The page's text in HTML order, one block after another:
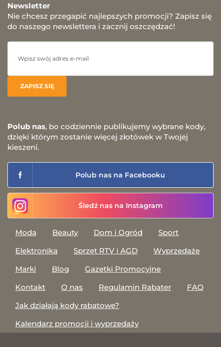
Newsletter
Nie chcesz przegapić najlepszych promocji? Zapisz się
do naszego newslettera i zacznij oszczędzać!
Polub nas, bo codziennie publikujemy wybrane kody,
dzięki którym zostanie więcej złotówek w Twojej
kieszeni.
Polub nas na Facebooku
Śledź nas na Instagram
Moda Beauty Dom i Ogród
Sport
Elektronika
Sprzęt RTV i AGD
Wyprzedaże
Marki
Blog
Gazetki Promocyjne
Kontakt
O nas Regulamin Rabater
FAQ
Jak działają kody rabatowe?
Kalendarz promocji i wyprzedaży